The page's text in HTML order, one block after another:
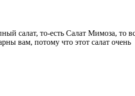
салат, то-есть Салат Мимоза, то
вам, потому что этот салат очень